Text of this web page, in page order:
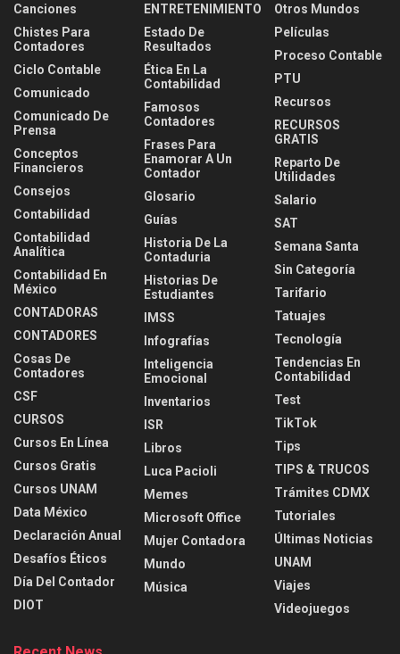
Canciones
Chistes Para
Contadores
Ciclo Contable
Comunicado
Comunicado De
Prensa
Conceptos
Financieros
Consejos
Contabilidad
Contabilidad
Analítica
Contabilidad En
México
CONTADORAS
CONTADORES
Cosas De
Contadores
CSF
CURSOS
Cursos En Línea
Cursos Gratis
Cursos UNAM
Data México
Declaración Anual
Desafíos Éticos
Día Del Contador
DIOT
ENTRETENIMIENTO
Estado De
Resultados
Ética En La
Contabilidad
Famosos
Contadores
Frases Para
Enamorar A Un
Contador
Glosario
Guías
Historia De La
Contaduria
Historias De
Estudiantes
IMSS
Infografías
Inteligencia
Emocional
Inventarios
ISR
Libros
Luca Pacioli
Memes
Microsoft Office
Mujer Contadora
Mundo
Música
Otros Mundos
Películas
Proceso Contable
PTU
Recursos
RECURSOS
GRATIS
Reparto De
Utilidades
Salario
SAT
Semana Santa
Sin Categoría
Tarifario
Tatuajes
Tecnología
Tendencias En
Contabilidad
Test
TikTok
Tips
TIPS & TRUCOS
Trámites CDMX
Tutoriales
Últimas Noticias
UNAM
Viajes
Videojuegos